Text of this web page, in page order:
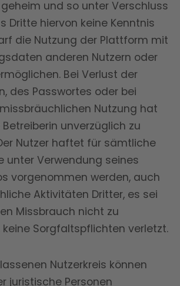
und so unter Verschluss
Dritte hiervon keine Kenntnis
die Nutzung der Plattform mit
anderen Nutzern oder
Bei Verlust der
des Passwortes oder bei
Nutzung hat
unverzüglich zu
Nutzer haftet für sämtliche
unter Verwendung seines
vorgenommen werden, auch
Aktivitäten Dritter, es sei
Missbrauch nicht zu
keine Sorgfaltspflichten verletzt.
Nutzerkreis können
juristische Personen